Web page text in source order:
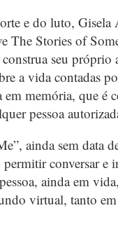
e do luto, Gisela
The Stories of
seu próprio
a vida contadas
memória, que é
pessoa
ainda sem data
conversar e
ainda em
virtual, tanto